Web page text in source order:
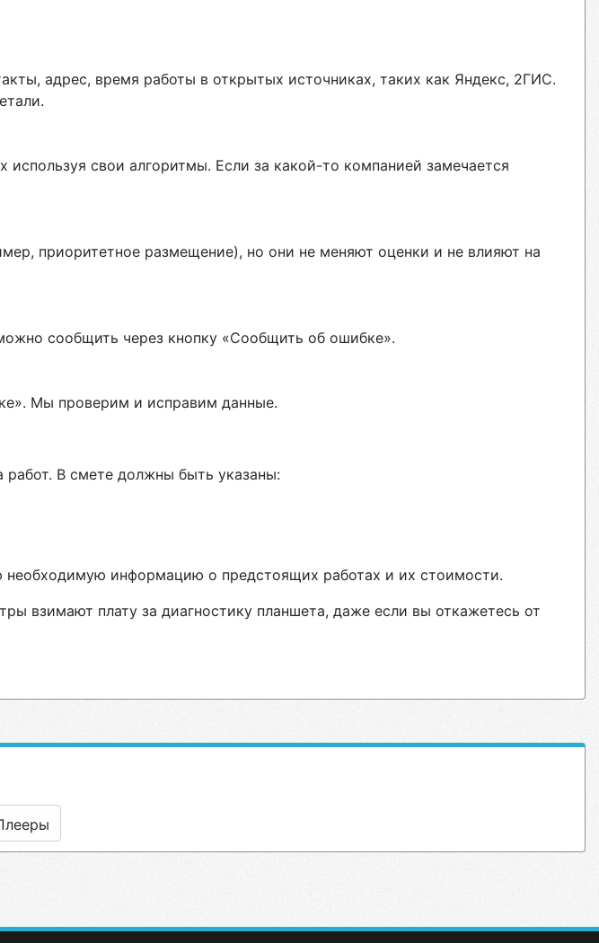
адрес, время работы в открытых источниках, таких как Яндекс, 2ГИС.
свои алгоритмы. Если за какой-то компанией замечается
приоритетное размещение), но они не меняют оценки и не влияют на
сообщить через кнопку «Сообщить об ошибке».
Мы проверим и исправим данные.
работ. В смете должны быть указаны:
необходимую информацию о предстоящих работах и их стоимости.
взимают плату за диагностику планшета, даже если вы откажетесь от